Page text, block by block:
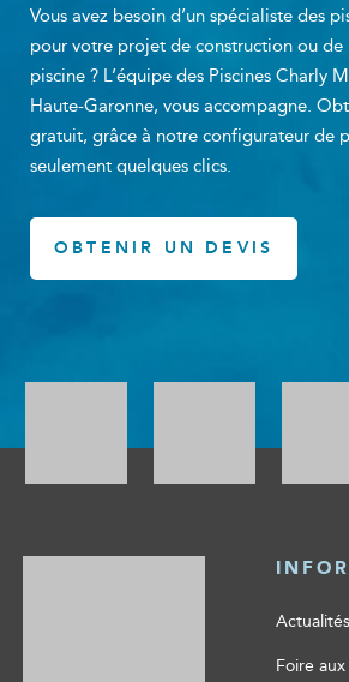
Vous avez besoin d’un spécialiste des
pour votre projet de construction ou
piscine ? L’équipe des Piscines Charly
Haute-Garonne, vous accompagne.
gratuit, grâce à notre configurateur de
seulement quelques clics.
OBTENIR UN DEVIS
Actualités
Foire